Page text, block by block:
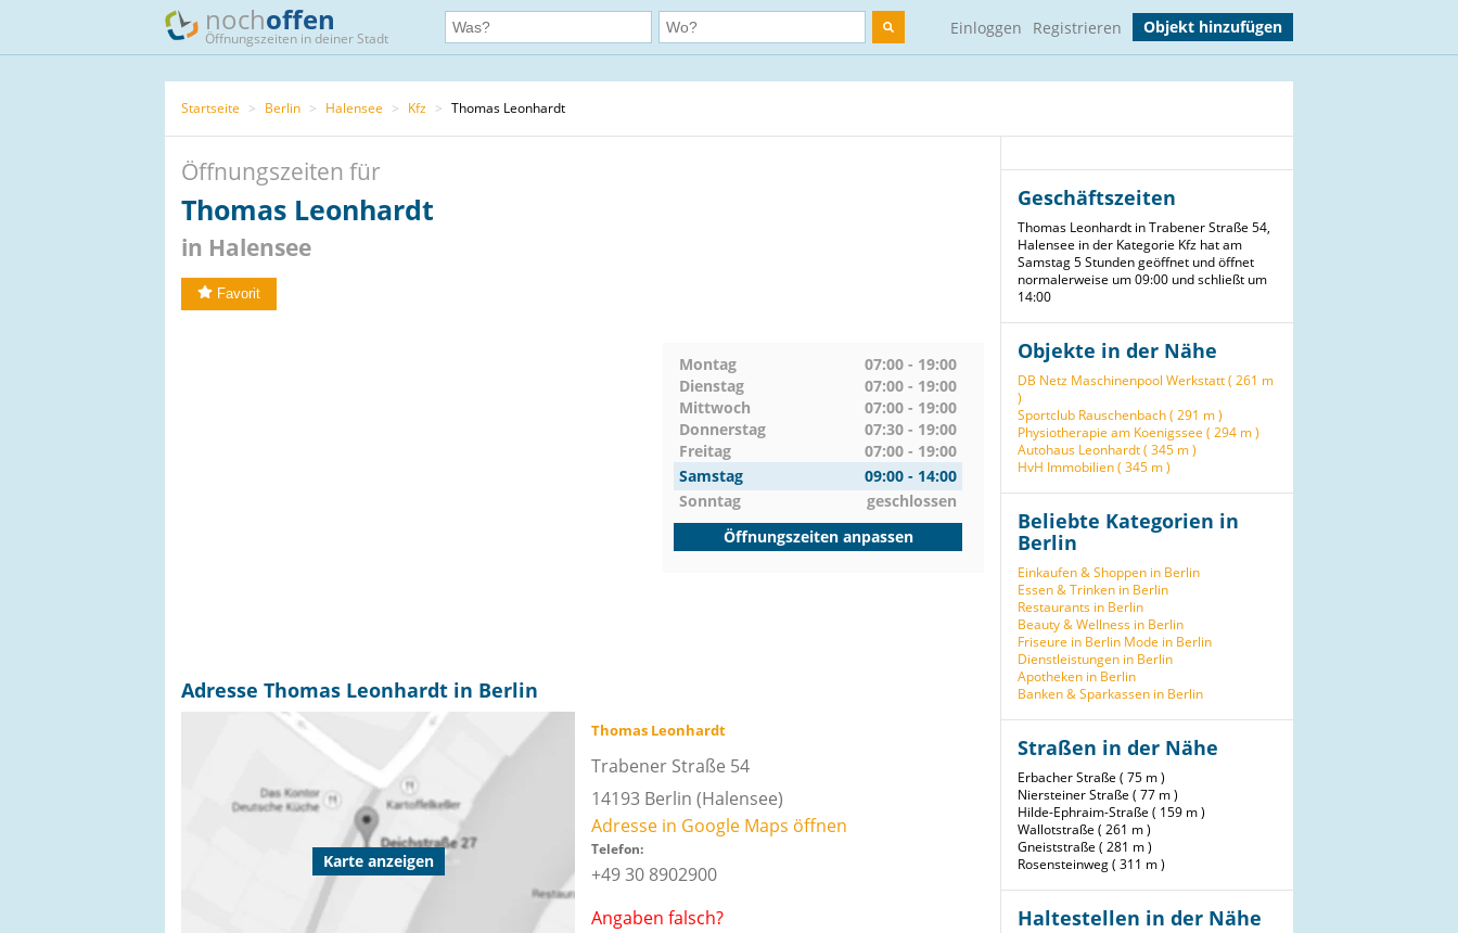
nochoffen
Öffnungszeiten in deiner Stadt
Einloggen Registrieren Objekt hinzufügen
Startseite > Berlin > Halensee > Kfz > Thomas Leonhardt
Öffnungszeiten für
Thomas Leonhardt
in Halensee
Favorit
Montag
07:00 - 19:00
Dienstag
07:00 - 19:00
Mittwoch
07:00 - 19:00
Donnerstag
07:30 - 19:00
Freitag
07:00 - 19:00
Samstag
09:00 - 14:00
Sonntag
geschlossen
Öffnungszeiten anpassen
Adresse Thomas Leonhardt in Berlin
Karte anzeigen
Thomas Leonhardt
Trabener Straße 54
14193 Berlin (Halensee)
Adresse in Google Maps öffnen
Telefon:
+49 30 8902900
Angaben falsch?
Geschäftszeiten
Thomas Leonhardt in Trabener Straße 54,
Halensee in der Kategorie Kfz hat am
Samstag 5 Stunden geöffnet und öffnet
normalerweise um 09:00 und schließt um
14:00
Objekte in der Nähe
DB Netz Maschinenpool Werkstatt ( 261 m
)
Sportclub Rauschenbach ( 291 m )
Physiotherapie am Koenigssee ( 294 m )
Autohaus Leonhardt ( 345 m )
HvH Immobilien ( 345 m )
Beliebte Kategorien in
Berlin
Einkaufen & Shoppen in Berlin
Essen & Trinken in Berlin
Restaurants in Berlin
Beauty & Wellness in Berlin
Friseure in Berlin Mode in Berlin
Dienstleistungen in Berlin
Apotheken in Berlin
Banken & Sparkassen in Berlin
Straßen in der Nähe
Erbacher Straße ( 75 m )
Niersteiner Straße ( 77 m )
Hilde-Ephraim-Straße ( 159 m )
Wallotstraße ( 261 m )
Gneiststraße ( 281 m )
Rosensteinweg ( 311 m )
Haltestellen in der Nähe